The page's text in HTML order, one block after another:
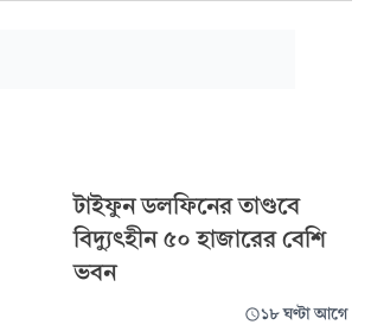
টাইফুন ডলফিনের তাণ্ডবে
বিদ্যুৎহীন ৫০ হাজারের বেশি
ভবন
১৮ ঘণ্টা আগে